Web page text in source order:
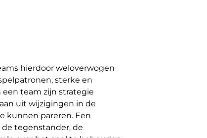
hierdoor weloverwogen
sterke en
team zijn strategie
uit wijzigingen in de
kunnen pareren. Een
tegenstander, de